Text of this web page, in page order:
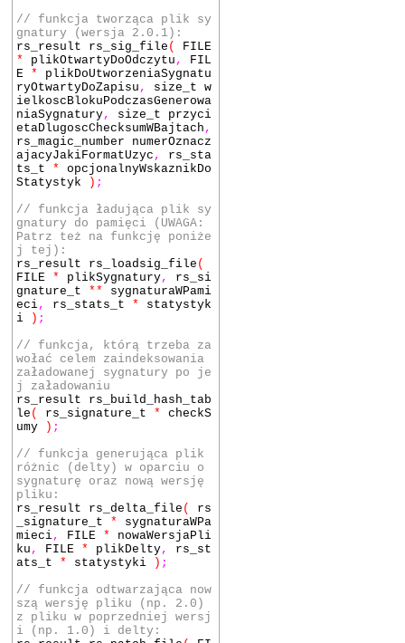
// funkcja tworząca plik sy
gnatury (wersja 2.0.1):
rs_result rs_sig_file (
FILE
*
plikOtwartyDoOdczytu ,
FIL
E *
plikDoUtworzeniaSygnatu
ryOtwartyDoZapisu ,
size_t w
ielkoscBlokuPodczasGenerowa
niaSygnatury,
size_t przyci
etaDlugoscChecksumWBajtach ,
rs_magic_number numerOznacz
ajacyJakiFormatUzyc ,
rs_sta
ts_t *
opcjonalnyWskaznikDo
Statystyk
) ;
// funkcja ładująca plik sy
gnatury do pamięci (UWAGA:
Patrz też na funkcję poniże
j tej):
rs_result rs_loadsig_file (
FILE * plikSygnatury,
rs_si
gnature_t **
sygnaturaWPami
eci, rs_stats_t *
statystyk
i
) ;
// funkcja, którą trzeba za
wołać celem zaindeksowania
załadowanej sygnatury po je
j załadowaniu
rs_result rs_build_hash_tab
le ( rs_signature_t *
checkS
umy
) ;
// funkcja generująca plik
różnic (delty) w oparciu o
sygnaturę oraz nową wersję
pliku:
rs_result rs_delta_file (
rs
_signature_t *
sygnaturaWPa
mieci, FILE *
nowaWersjaPli
ku , FILE * plikDelty,
rs_st
ats_t * statystyki ) ;
// funkcja odtwarzająca now
szą wersję pliku (np. 2.0)
z pliku w poprzedniej wersj
i (np. 1.0) i delty: